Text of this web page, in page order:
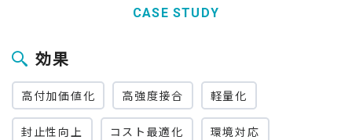
CASE STUDY
効果
高付加価値化 高強度接合 軽量化
封止性向上 コスト最適化 環境対応